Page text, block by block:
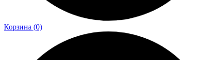
Корзина (0)